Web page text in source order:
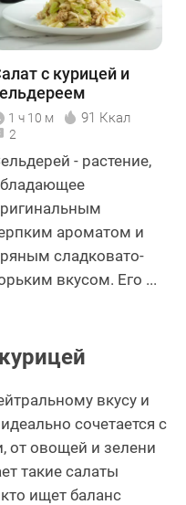
с курицей и
1 ч 10 м 91 Ккал
2
- растение,
ароматом и
сладковато-
вкусом. Его ...
вкусу и
сочетается с
от овощей и зелени
такие салаты
ищет баланс